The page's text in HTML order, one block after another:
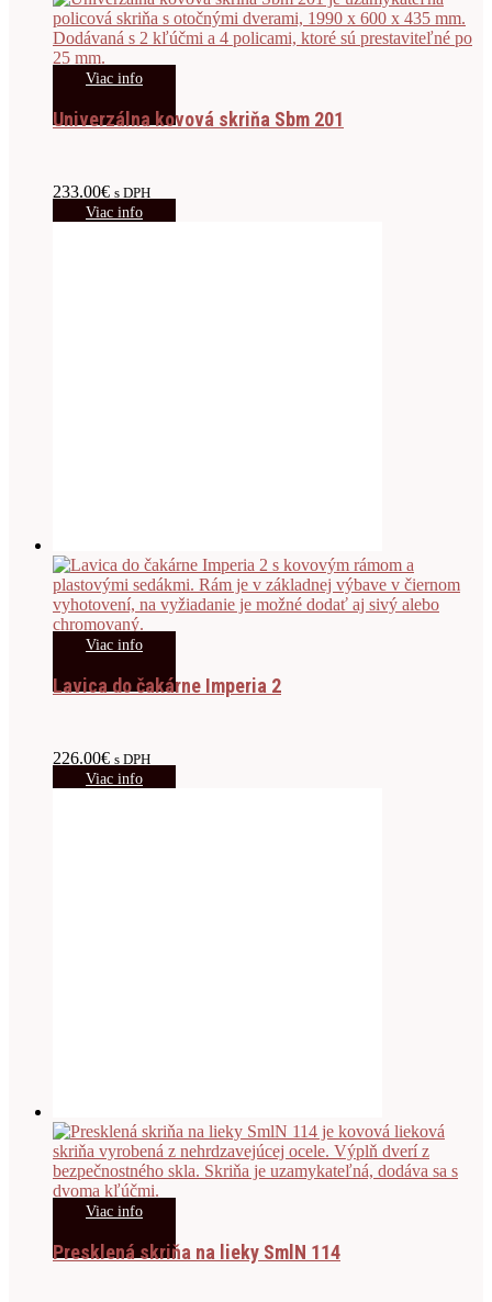
Viac info
Univerzálna kovová skriňa Sbm 201
233.00€ s DPH
Viac info
Viac info
Lavica do čakárne Imperia 2
226.00€ s DPH
Viac info
Viac info
Presklená skriňa na lieky SmlN 114